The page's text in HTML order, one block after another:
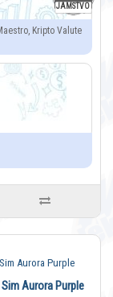
JAMSTVO
Kripto Valute
Aurora Purple